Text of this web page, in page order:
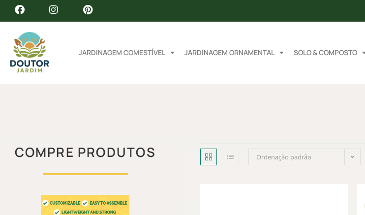
JARDINAGEM COMESTÍVEL JARDINAGEM ORNAMENTAL SOLO & COMPOSTO
Ordenação padrão
COMPRE PRODUTOS